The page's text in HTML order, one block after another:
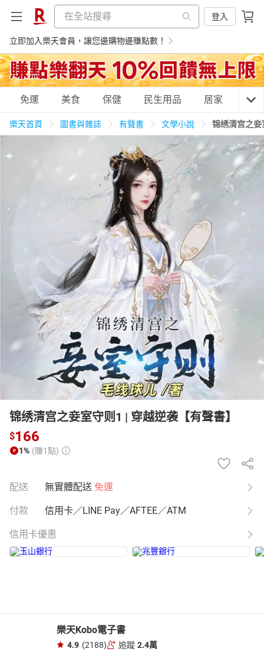
登入
立即加入樂天會員，讓您邊購物邊賺點數！
購物網分類
美食蛋糕 養生保健 民生用品
3C家電 運動休閒
女裝 男裝 化妝保養 情趣用品
日本購物 電子/紙本書
HOT
免運 美食 保健 民生用品 居家 3C
樂天首頁 圖書與雜誌 有聲書 文學小說 锦绣清宫之妾
锦绣清宫之妾室守则1 | 穿越逆袭【有聲書】
$166
1% (賺1點)
配送 無實體配送 免運
付款 信用卡／LINE Pay／AFTEE／ATM
信用卡優惠
樂天Kobo電子書
4.9 (2188) 追蹤 2.4萬